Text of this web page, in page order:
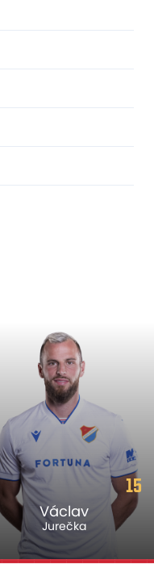
15
Václav
Jurečka